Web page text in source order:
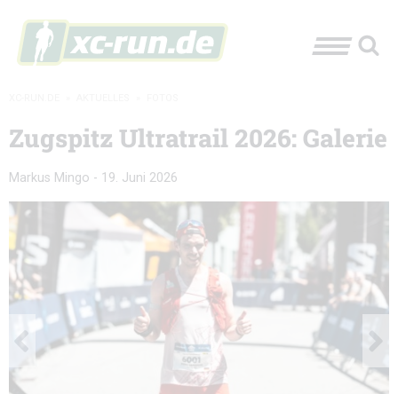
Zugspitz Ultratrail 2026: Galerie
Markus Mingo - 19. Juni 2026